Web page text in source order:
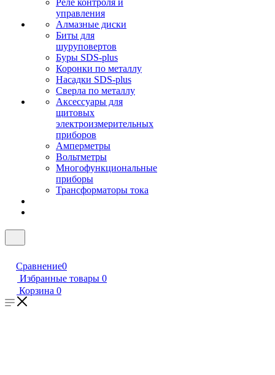
Реле контроля и
управления
Алмазные диски
Биты для
шуруповертов
Буры SDS-plus
Коронки по металлу
Насадки SDS-plus
Сверла по металлу
Аксессуары для
щитовых
электроизмерительных
приборов
Амперметры
Вольтметры
Многофункциональные
приборы
Трансформаторы тока
Сравнение0
Избранные товары 0
Корзина 0